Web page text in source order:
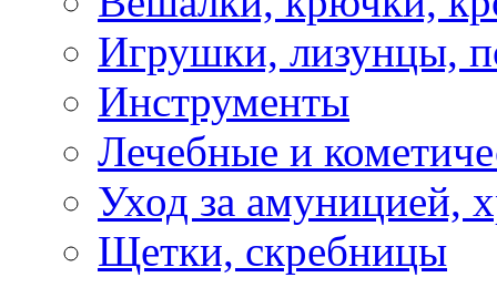
Игрушки, лизунцы,
Инструменты
Лечебные и
Уход за амуницией,
Щетки, скребницы